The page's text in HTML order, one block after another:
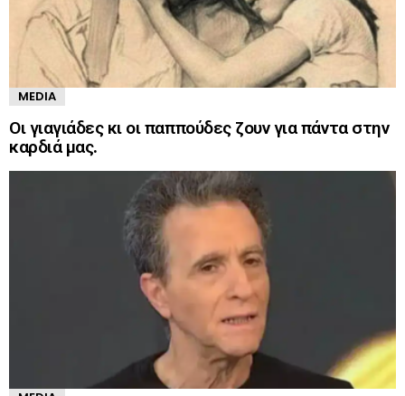
MEDIA
Οι γιαγιάδες κι οι παππούδες ζουν για πάντα στην
καρδιά μας.